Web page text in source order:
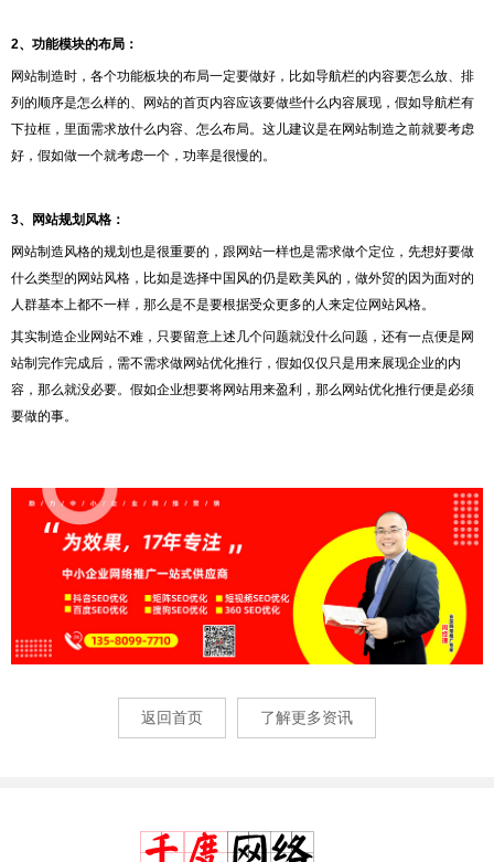
2、功能模块的布局：
网站制造时，各个功能板块的布局一定要做好，比如导航栏的内容要怎么放、排
列的顺序是怎么样的、网站的首页内容应该要做些什么内容展现，假如导航栏有
下拉框，里面需求放什么内容、怎么布局。这儿建议是在网站制造之前就要考虑
好，假如做一个就考虑一个，功率是很慢的。
3、网站规划风格：
网站制造风格的规划也是很重要的，跟网站一样也是需求做个定位，先想好要做
什么类型的网站风格，比如是选择中国风的仍是欧美风的，做外贸的因为面对的
人群基本上都不一样，那么是不是要根据受众更多的人来定位网站风格。
其实制造企业网站不难，只要留意上述几个问题就没什么问题，还有一点便是网
站制完作完成后，需不需求做网站优化推行，假如仅仅只是用来展现企业的内
容，那么就没必要。假如企业想要将网站用来盈利，那么网站优化推行便是必须
要做的事。
返回首页 了解更多资讯